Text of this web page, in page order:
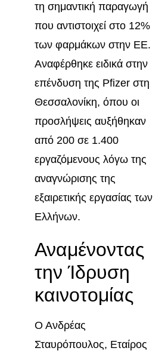
τη σημαντική παραγωγή
που αντιστοιχεί στο 12%
των φαρμάκων στην ΕΕ.
Αναφέρθηκε ειδικά στην
επένδυση της Pfizer στη
Θεσσαλονίκη, όπου οι
προσλήψεις αυξήθηκαν
από 200 σε 1.400
εργαζόμενους λόγω της
αναγνώρισης της
εξαιρετικής εργασίας των
Ελλήνων.
Αναμένοντας
την Ίδρυση
καινοτομίας
Ο Ανδρέας
Σταυρόπουλος, Εταίρος